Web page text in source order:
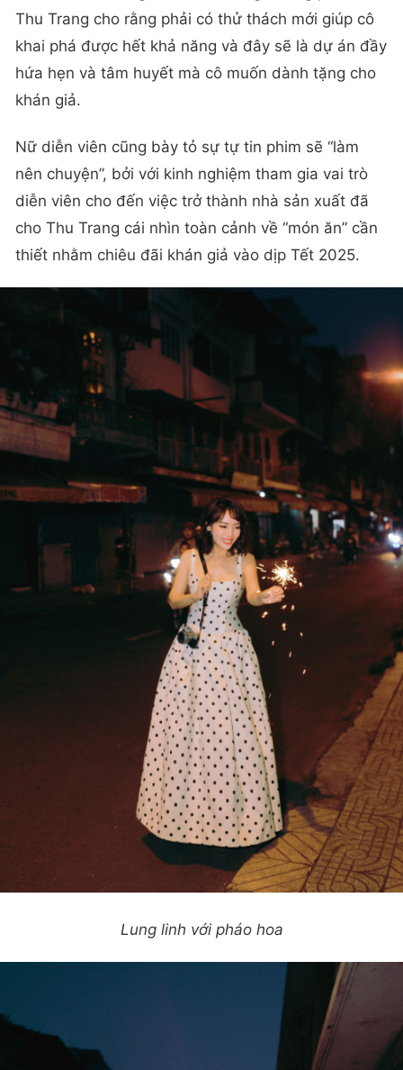
Thu Trang cho rằng phải có thử thách mới giúp cô
khai phá được hết khả năng và đây sẽ là dự án đầy
hứa hẹn và tâm huyết mà cô muốn dành tặng cho
khán giả.
Nữ diễn viên cũng bày tỏ sự tự tin phim sẽ “làm
nên chuyện”, bởi với kinh nghiệm tham gia vai trò
diễn viên cho đến việc trở thành nhà sản xuất đã
cho Thu Trang cái nhìn toàn cảnh về “món ăn” cần
thiết nhằm chiêu đãi khán giả vào dịp Tết 2025.
Lung linh với pháo hoa